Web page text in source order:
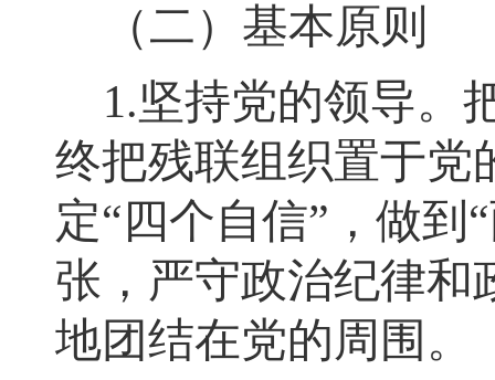
（二）基本原则
1.坚持党的领导。
终把残联组织置于党
定“ 四个自信” ， 做到 “
张，严守政治纪律和
地团结在党的周围。